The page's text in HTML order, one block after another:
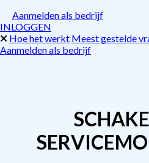
Aanmelden als bedrijf
INLOGGEN
Hoe het werkt Meest gestelde
Aanmelden als bedrijf